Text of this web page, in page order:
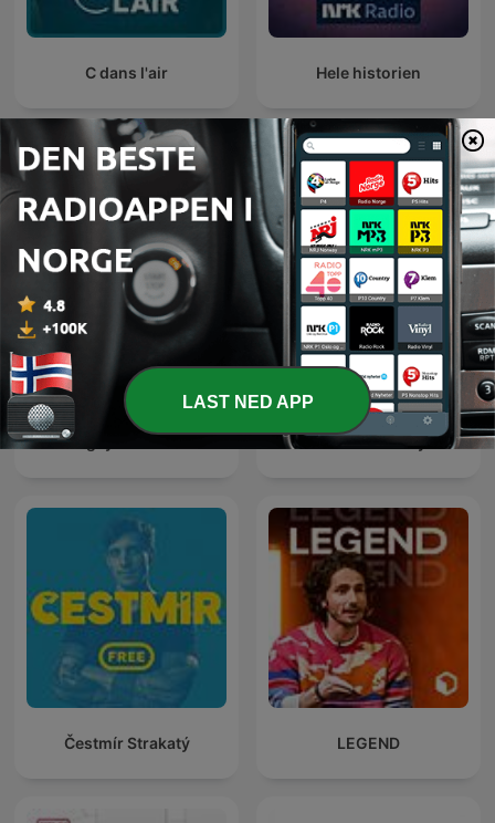
C dans l'air Hele historien
Internasjonale Kultur og samfunn-
podkaster
Barangay Love Stories TED Talks Daily
Čestmír Strakatý LEGEND
LAST NED APP